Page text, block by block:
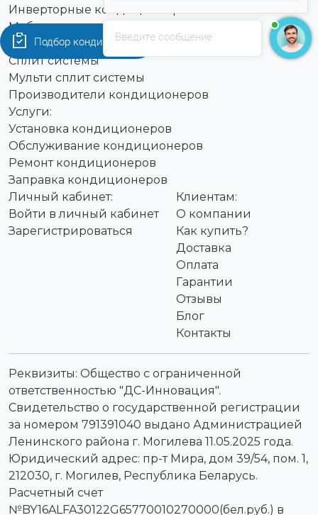
Инверторные кондиционеры
Мобильные кондиционеры
Кондиционеры On Off
Сплит системы
Мульти сплит системы
Производители кондиционеров
Услуги:
Установка кондиционеров
Обслуживание кондиционеров
Ремонт кондиционеров
Заправка кондиционеров
Личный кабинет:
Войти в личный кабинет
Зарегистрироваться
Клиентам:
О компании
Как купить?
Доставка
Оплата
Гарантии
Отзывы
Блог
Контакты
Реквизиты: Общество с ограниченной
ответственностью "ДС-Инновация".
Свидетельство о государственной регистрации
за номером 791391040 выдано Администрацией
Ленинского района г. Могилева 11.05.2025 года.
Юридический адрес: пр-т Мира, дом 39/54, пом. 1,
212030, г. Могилев, Республика Беларусь.
Расчетный счет
№BY16ALFA30122G65770010270000(бел.руб.) в
Подбор кондиционераВведите сообщение